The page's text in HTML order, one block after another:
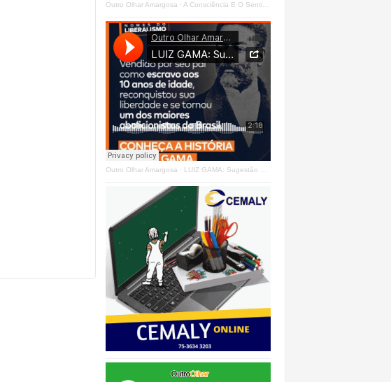
Outro Olhar Amargosa · A Consciência E O Sentir - Se Estrangeiro Ao Mundo
Outro Olhar Amargosa · LUIZ GAMA: Sugestão Outro Olhar